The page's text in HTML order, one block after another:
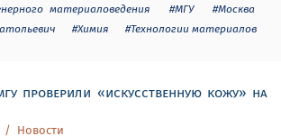
материаловедения #МГУ
#Москва
#Химия #Технологии материалов
проверили «искусственную кожу» на
Новости